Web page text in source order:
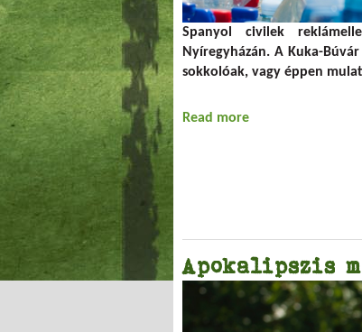
Spanyol civilek
Nyíregyházán. A Kuka-
sokkolóak, vagy éppen
Read more
Apokalipszis